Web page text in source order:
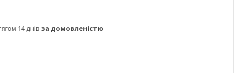
14 днів за домовленістю